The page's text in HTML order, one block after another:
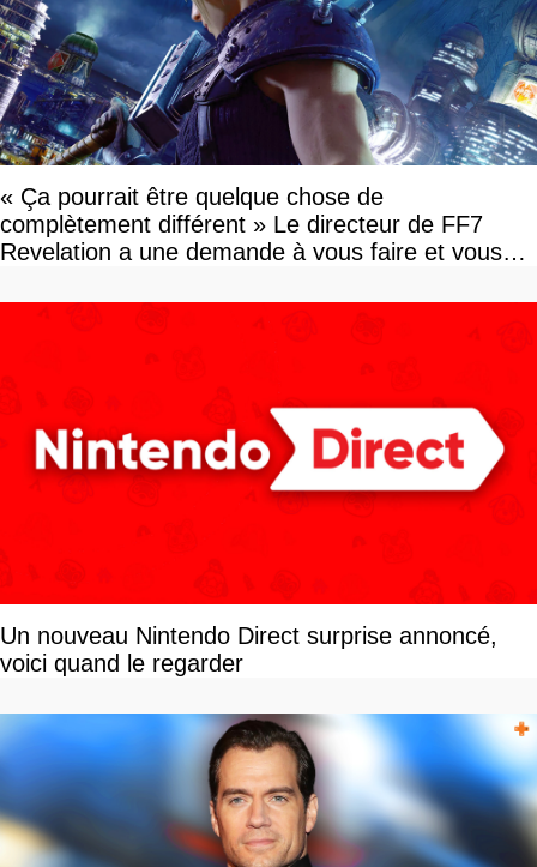
« Ça pourrait être quelque chose de
complètement différent » Le directeur de FF7
Revelation a une demande à vous faire et vous
Un nouveau Nintendo Direct surprise annoncé,
voici quand le regarder